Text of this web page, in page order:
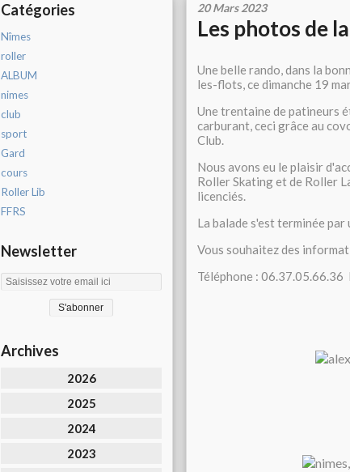
Catégories
Nîmes
roller
ALBUM
nimes
club
sport
Gard
cours
Roller Lib
FFRS
Newsletter
Archives
2026
2025
2024
2023
20 Mars 2023
Les photos de
Une belle rando, dans la
les-flots, ce dimanche 19
Une trentaine de patineurs
carburant, ceci grâce au
Club.
Nous avons eu le plaisir
Roller Skating et de Roller
licenciés.
La balade s'est terminée
Vous souhaitez des
Téléphone :